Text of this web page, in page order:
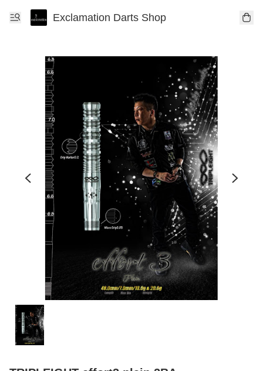
Exclamation Darts Shop